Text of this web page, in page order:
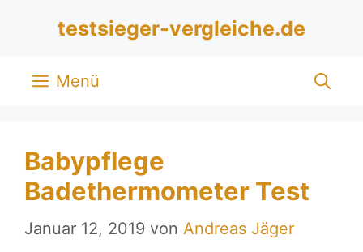
testsieger-vergleiche.de
Menü
Babypflege
Badethermometer Test
Januar 12, 2019 von Andreas Jäger